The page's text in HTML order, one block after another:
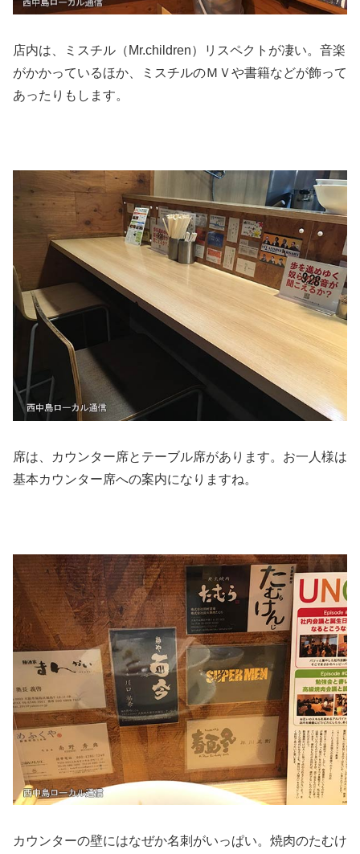
店内は、ミスチル（Mr.children）リスペクトが凄い。音楽
がかかっているほか、ミスチルのＭＶや書籍などが飾って
あったりもします。
席は、カウンター席とテーブル席があります。お一人様は
基本カウンター席への案内になりますね。
カウンターの壁にはなぜか名刺がいっぱい。焼肉のたむけ